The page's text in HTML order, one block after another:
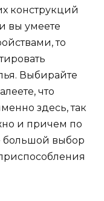
конструкций
вы умеете
то
Выбирайте
что
здесь, так
и причем по
большой выбор